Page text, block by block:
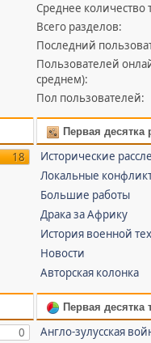
Среднее количество
Всего разделов:
Последний
Пользователей
среднем):
Пол пользователей:
18
Первая десятка
Исторические
Локальные
Большие работы
Драка за Африку
История военной
Новости
Авторская колонка
0
Первая десятка
Англо-зулусская